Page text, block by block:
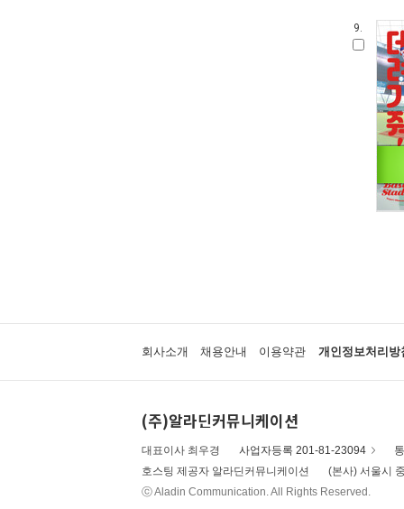
9.
회사소개 채용안내 이용약관 개인정보처리방
(주)알라딘커뮤니케이션
대표이사 최우경 사업자등록 201-81-23094
호스팅 제공자 알라딘커뮤니케이션
(본사) 서울시
ⓒ Aladin Communication. All Rights Reserved.